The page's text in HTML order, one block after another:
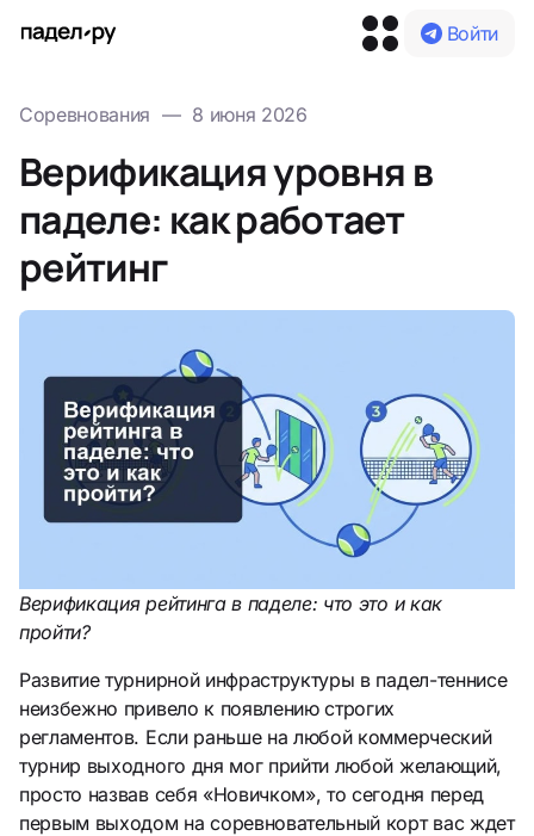
Войти
Соревнования — 8 июня 2026
Верификация уровня в
паделе: как работает
рейтинг
Верификация рейтинга в паделе: что это и как
пройти?
Развитие турнирной инфраструктуры в падел-теннисе
неизбежно привело к появлению строгих
регламентов. Если раньше на любой коммерческий
турнир выходного дня мог прийти любой желающий,
просто назвав себя «Новичком», то сегодня перед
первым выходом на соревновательный корт вас ждет